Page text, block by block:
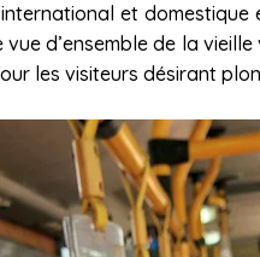
et
d’ensemble de la
les visiteurs désirant